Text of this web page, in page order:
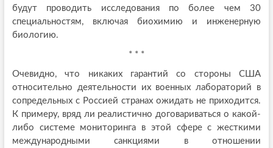
будут проводить исследования по более чем 30
специальностям, включая биохимию и инженерную
биологию.
* * *
Очевидно, что никаких гарантий со стороны США
относительно деятельности их военных лабораторий в
сопредельных с Россией странах ожидать не приходится.
К примеру, вряд ли реалистично договариваться о какой-
либо системе мониторинга в этой сфере с жесткими
международными санкциями в отношении